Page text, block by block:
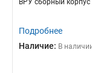
ВРУ сборный корпус
Подробнее
Наличие: В